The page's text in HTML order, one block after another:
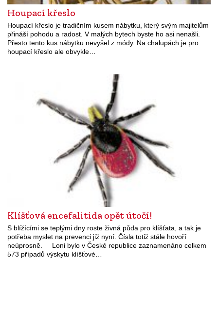
Houpací křeslo
Houpací křeslo je tradičním kusem nábytku, který svým majitelům
přináší pohodu a radost. V malých bytech byste ho asi nenašli.
Přesto tento kus nábytku nevyšel z módy. Na chalupách je pro
houpací křeslo ale obvykle…
Klíšťová encefalitida opět útočí!
S blížícími se teplými dny roste živná půda pro klíšťata, a tak je
potřeba myslet na prevenci již nyní. Čísla totiž stále hovoří
neúprosně. Loni bylo v České republice zaznamenáno celkem
573 případů výskytu klíšťové…